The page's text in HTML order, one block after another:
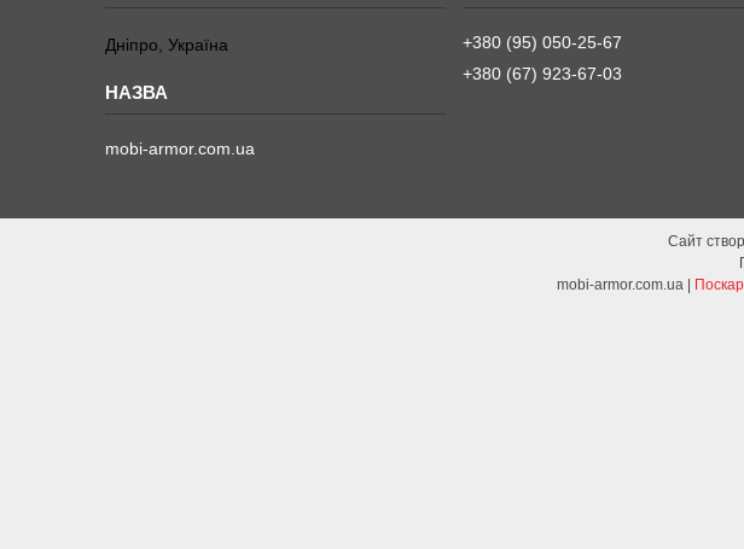
Дніпро, Україна
mobi-armor.com.ua
+380 (95) 050-25-67
+380 (67) 923-67-03
Сайт
mobi-armor.com.ua |